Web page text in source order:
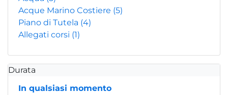
Acque Marino Costiere (5)
Piano di Tutela (4)
Allegati corsi (1)
Durata
In qualsiasi momento